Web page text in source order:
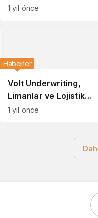
Hisselerini Satıyor
1 yıl önce
Volt Underwriting,
Limanlar ve Lojistik
Alanında Yeni Atama
Haberler
1 yıl önce